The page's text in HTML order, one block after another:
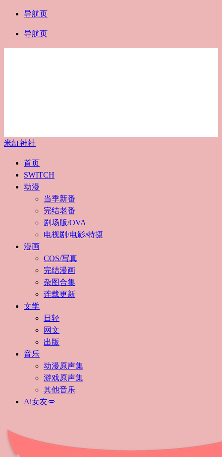
导航页
导航页
米缸神社
首页
SWITCH
动漫
当季新番
完结老番
剧场版/OVA
电视剧/电影/特摄
漫画
COS/写真
完结漫画
杂图合集
连载更新
文学
日轻
网文
出版
音乐
动漫原声集
游戏原声集
其他音乐
Ai女友💋